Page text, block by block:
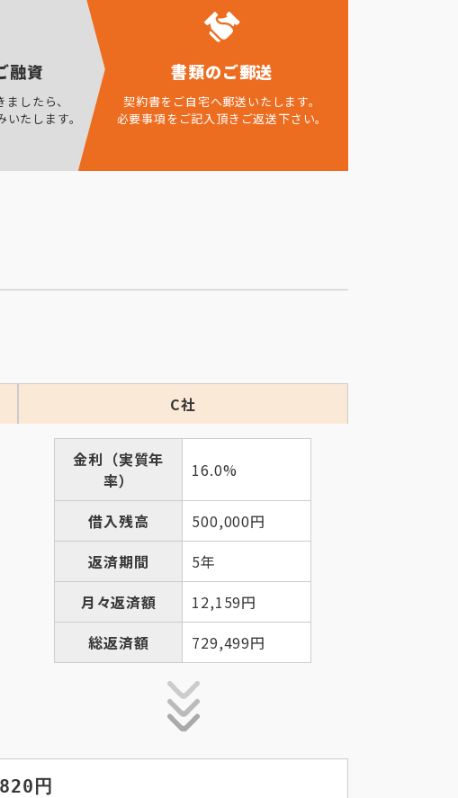
融資
したら、
たします。
書類のご郵送
契約書をご自宅へ郵送いたします。
必要事項をご記入頂きご返送下さい。
C社
金利（実質年
率）
16.0%
借入残高
500,000円
返済期間
5年
月々返済額
12,159円
総返済額
729,499円
円